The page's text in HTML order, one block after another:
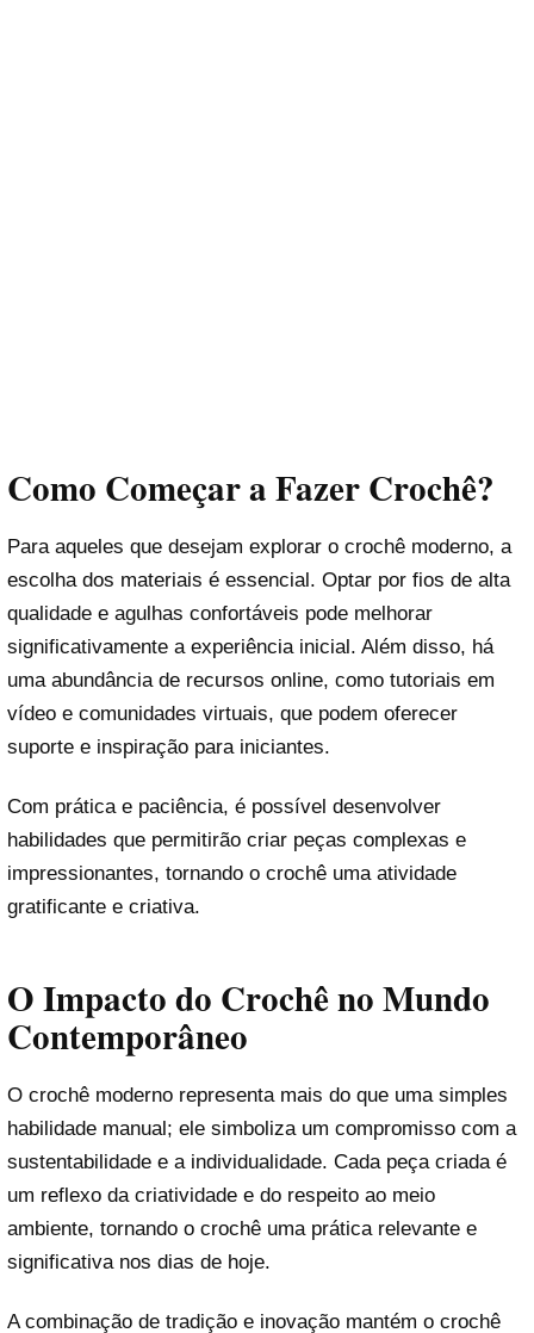
Como Começar a Fazer Crochê?
Para aqueles que desejam explorar o crochê moderno, a
escolha dos materiais é essencial. Optar por fios de alta
qualidade e agulhas confortáveis pode melhorar
significativamente a experiência inicial. Além disso, há
uma abundância de recursos online, como tutoriais em
vídeo e comunidades virtuais, que podem oferecer
suporte e inspiração para iniciantes.
Com prática e paciência, é possível desenvolver
habilidades que permitirão criar peças complexas e
impressionantes, tornando o crochê uma atividade
gratificante e criativa.
O Impacto do Crochê no Mundo
Contemporâneo
O crochê moderno representa mais do que uma simples
habilidade manual; ele simboliza um compromisso com a
sustentabilidade e a individualidade. Cada peça criada é
um reflexo da criatividade e do respeito ao meio
ambiente, tornando o crochê uma prática relevante e
significativa nos dias de hoje.
A combinação de tradição e inovação mantém o crochê